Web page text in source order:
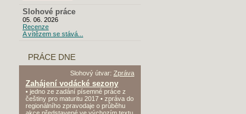
Slohové práce
05. 06. 2026
Recenze
A vítězem se stává...
PRÁCE DNE
Slohový útvar: Zpráva
Zahájení vodácké sezony
• jedno ze zadání písemné práce z
češtiny pro maturitu 2017 • zpráva do
regionálního zpravodaje o průběhu